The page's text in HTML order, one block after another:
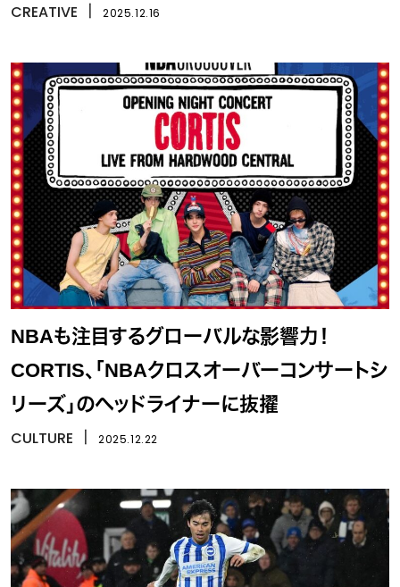
CREATIVE 2025.12.16
NBAも注目するグローバルな影響力！
CORTIS、「NBAクロスオーバーコンサートシ
リーズ」のヘッドライナーに抜擢
CULTURE 2025.12.22